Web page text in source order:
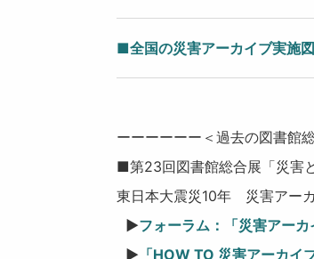
■全国の災害アーカイブ実施
ーーーーーー＜過去の図書館
■第23回図書館総合展「災害
東日本大震災10年 災害アー
▶フォーラム：「災害アーカ
▶ 「HOW TO 災害アーカイ